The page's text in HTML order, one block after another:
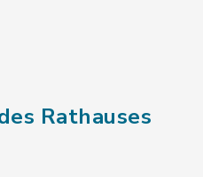
Rathauses